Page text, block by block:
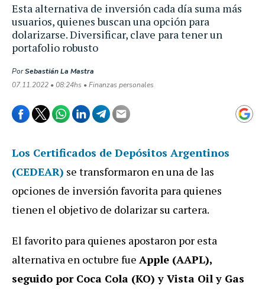
Esta alternativa de inversión cada día suma más
usuarios, quienes buscan una opción para
dolarizarse. Diversificar, clave para tener un
portafolio robusto
PorSebastián La Mastra
07.11.2022 • 08:24hs • Finanzas personales
Los Certificados de Depósitos Argentinos
(CEDEAR) se transformaron en una de las
opciones de inversión favorita para quienes
tienen el objetivo de dolarizar su cartera.
El favorito para quienes apostaron por esta
alternativa en octubre fue Apple (AAPL),
seguido por Coca Cola (KO) y Vista Oil y Gas